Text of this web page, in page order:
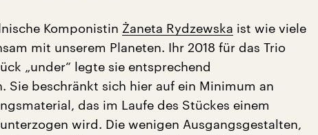
Komponistin Żaneta Rydzewska ist wie viele
mit unserem Planeten. Ihr 2018 für das Trio
„under“ legte sie entsprechend
Sie beschränkt sich hier auf ein Minimum an
das im Laufe des Stückes einem
wird. Die wenigen Ausgangsgestalten,